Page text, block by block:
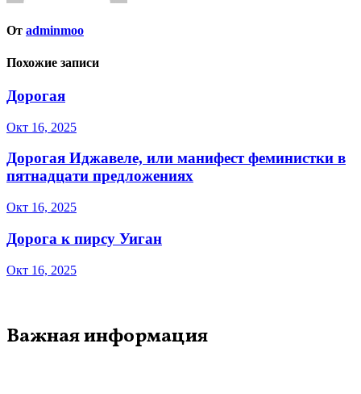
От adminmoo
Похожие записи
Дорогая
Окт 16, 2025
Дорогая Иджавеле, или манифест феминистки в
пятнадцати предложениях
Окт 16, 2025
Дорога к пирсу Уиган
Окт 16, 2025
Важная информация